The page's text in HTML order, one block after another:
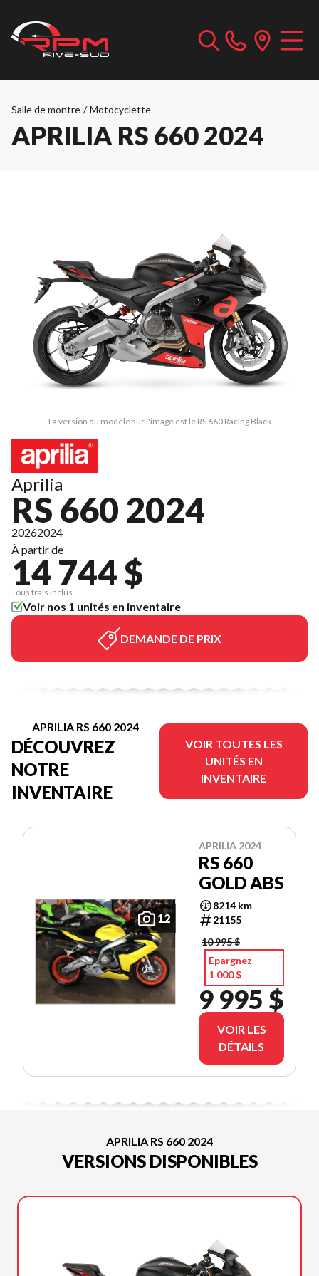
Salle de montre / Motocyclette
APRILIA RS 660 2024
La version du modèle sur l'image est le RS 660 Racing Black
Aprilia
RS 660 2024
20262024
À partir de
14 744 $
Tous frais inclus
Voir nos 1 unités en inventaire
DEMANDE DE PRIX
APRILIA RS 660 2024
DÉCOUVREZ
NOTRE
INVENTAIRE
VOIR TOUTES LES
UNITÉS EN
INVENTAIRE
12
APRILIA 2024
RS 660
GOLD ABS
8214 km
21155
10 995 $
Épargnez
1 000 $
9 995 $
VOIR LES
DÉTAILS
APRILIA RS 660 2024
VERSIONS DISPONIBLES